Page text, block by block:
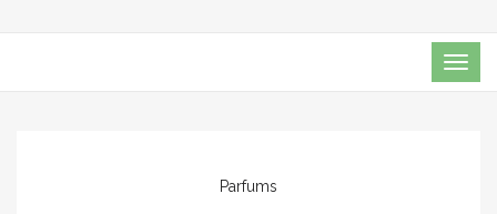
Parfums